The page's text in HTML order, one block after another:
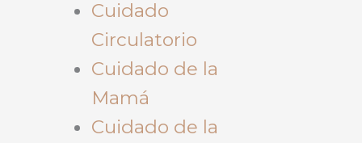
Cuidado
Circulatorio
Cuidado de la
Mamá
Cuidado de la